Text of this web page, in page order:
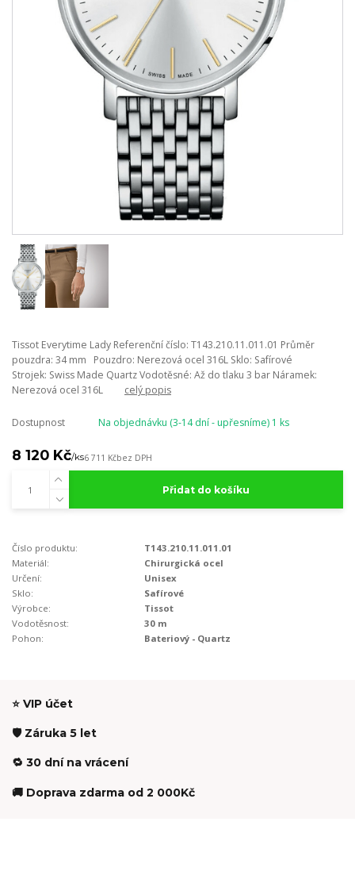
Tissot Everytime Lady Referenční číslo: T143.210.11.011.01 Průměr
pouzdra: 34 mm Pouzdro: Nerezová ocel 316L Sklo: Safírové
Strojek: Swiss Made Quartz Vodotěsné: Až do tlaku 3 bar Náramek:
Nerezová ocel 316L celý popis
Dostupnost Na objednávku (3-14 dní - upřesníme) 1 ks
8 120 Kč/ks6 711 Kčbez DPH
Přidat do košíku
Číslo produktu:
T143.210.11.011.01
Materiál:
Chirurgická ocel
Určení:
Unisex
Sklo:
Safírové
Výrobce:
Tissot
Vodotěsnost:
30 m
Pohon:
Bateriový - Quartz
⭐ VIP účet
🛡️ Záruka 5 let
🔁 30 dní na vrácení
🚚 Doprava zdarma od 2 000Kč